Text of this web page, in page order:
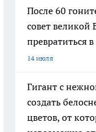
После 60
совет великой
превратиться
14 июля
Гигант с
создать
цветов, от